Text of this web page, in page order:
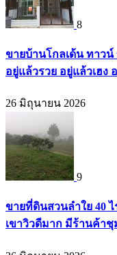
8
ขายบ้านโกลเด้น ทาว
อยู่แล้วรวย อยู่แล้วเฮง
26 มิถุนายน 2026
9
ขายที่ดินสวนลำใย 40
เขาวิวดีมาก มีร้านค้าชุ